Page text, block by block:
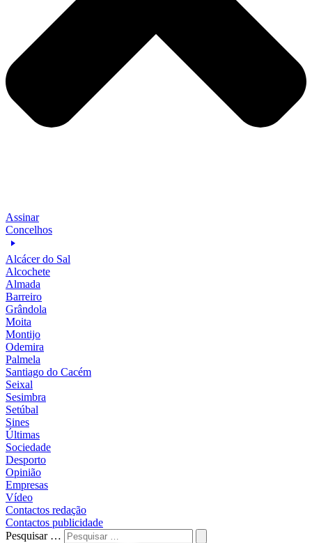
Assinar
Concelhos
Alcácer do Sal
Alcochete
Almada
Barreiro
Grândola
Moita
Montijo
Odemira
Palmela
Santiago do Cacém
Seixal
Sesimbra
Setúbal
Sines
Últimas
Sociedade
Desporto
Opinião
Empresas
Vídeo
Contactos redação
Contactos publicidade
Pesquisar …